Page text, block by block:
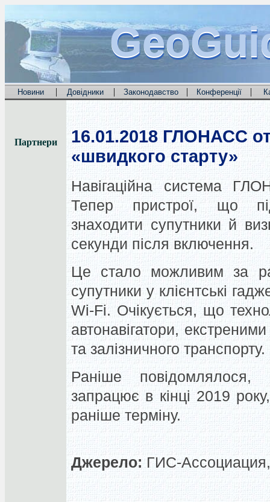
Новини | Довідники | Законодавство | Конференції |
Партнери 16.01.2018 ГЛОНАСС
«швидкого старту»
Навігаційна система
Тепер пристрої, що
знаходити супутники й
секунди після включення.
Це стало можливим за
супутники у клієнтські
Wi-Fi. Очікується, що
автонавігатори,
та залізничного транспорту.
Раніше
запрацює в кінці 2019
раніше терміну.
Джерело: ГИС-